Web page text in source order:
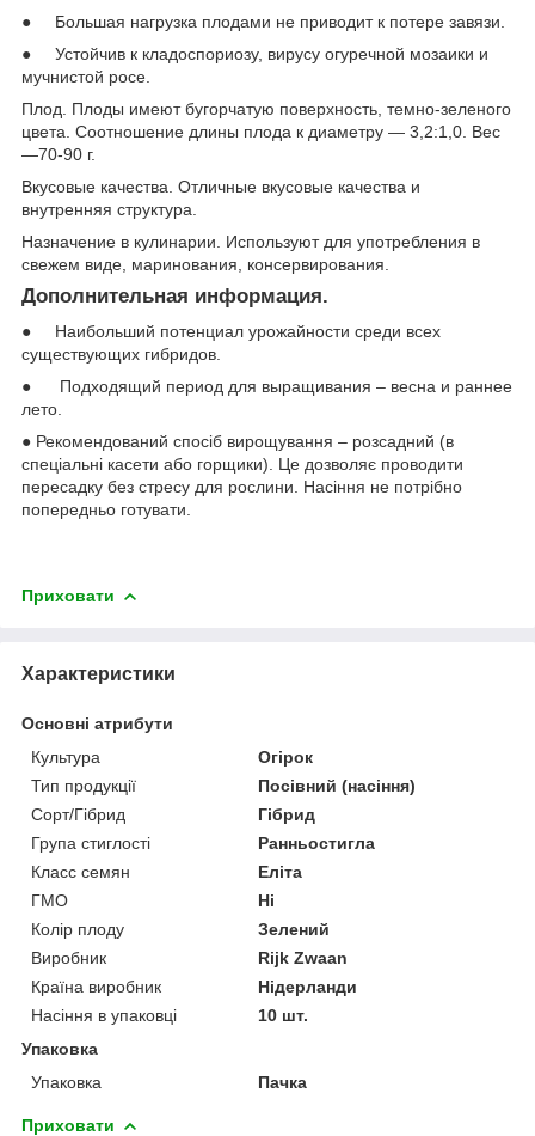
● Большая нагрузка плодами не приводит к потере завязи.
● Устойчив к кладоспориозу, вирусу огуречной мозаики и
мучнистой росе.
Плод. Плоды имеют бугорчатую поверхность, темно-зеленого
цвета. Соотношение длины плода к диаметру — 3,2:1,0. Вес
—70-90 г.
Вкусовые качества. Отличные вкусовые качества и
внутренняя структура.
Назначение в кулинарии. Используют для употребления в
свежем виде, маринования, консервирования.
Дополнительная информация.
● Наибольший потенциал урожайности среди всех
существующих гибридов.
● Подходящий период для выращивания – весна и раннее
лето.
● Рекомендований спосіб вирощування – розсадний (в
спеціальні касети або горщики). Це дозволяє проводити
пересадку без стресу для рослини. Насіння не потрібно
попередньо готувати.
Приховати
Характеристики
Основні атрибути
Культура
Огірок
Тип продукції
Посівний (насіння)
Сорт/Гібрид
Гібрид
Група стиглості
Ранньостигла
Класс семян
Еліта
ГМО
Ні
Колір плоду
Зелений
Виробник
Rijk Zwaan
Країна виробник
Нідерланди
Насіння в упаковці
10 шт.
Упаковка
Упаковка
Пачка
Приховати